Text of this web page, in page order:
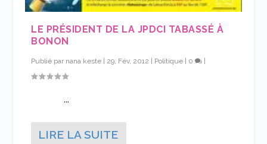
LE PRÉSIDENT DE LA JPDCI TABASSÉ À
BONON
Publié par nana keste | 29, Fév, 2012 | Politique | 0 |
...
LIRE LA SUITE